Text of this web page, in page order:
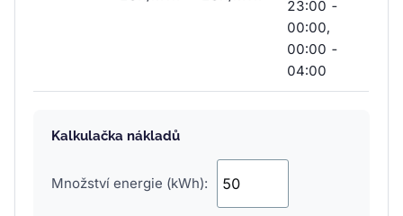
23:00 -
00:00,
00:00 -
04:00
Kalkulačka nákladů
Množství energie (kWh):